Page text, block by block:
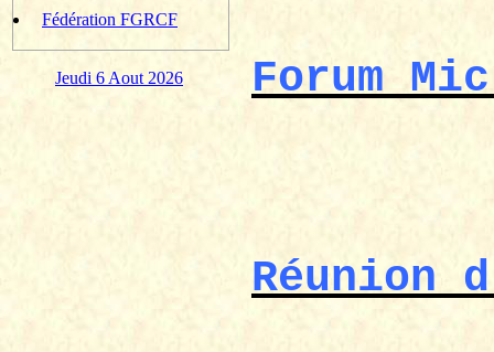
Fédération FGRCF
Jeudi 6 Aout 2026 Forum
Réunion